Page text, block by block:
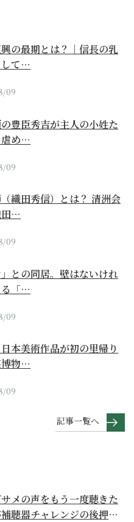
の最期とは？｜信長の乳
して…
09
豊臣秀吉が主人の小姓た
虐め…
09
織田秀信）とは？ 清洲会
田…
09
」との同居。壁はないけれ
る「…
09
本美術作品が初の里帰り
博物…
09
記事一覧へ
サメの声をもう一度聴きた
聴器チャレンジの後押し